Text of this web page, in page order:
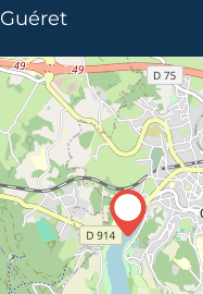
Guéret